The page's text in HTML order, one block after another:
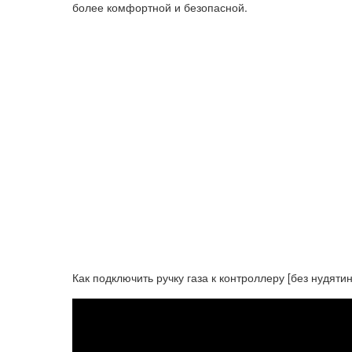
более комфортной и безопасной.
Как подключить ручку газа к контроллеру [без